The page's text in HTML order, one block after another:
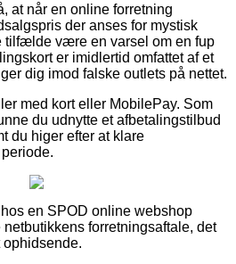
at når en online forretning
der anses for mystisk
tilfælde være en varsel om en fup
er imidlertid omfattet af et
dig imod falske outlets på nettet.
med kort eller MobilePay. Som
du udnytte et afbetalingstilbud
du higer efter at klare
en SPOD online webshop
forretningsaftale, det